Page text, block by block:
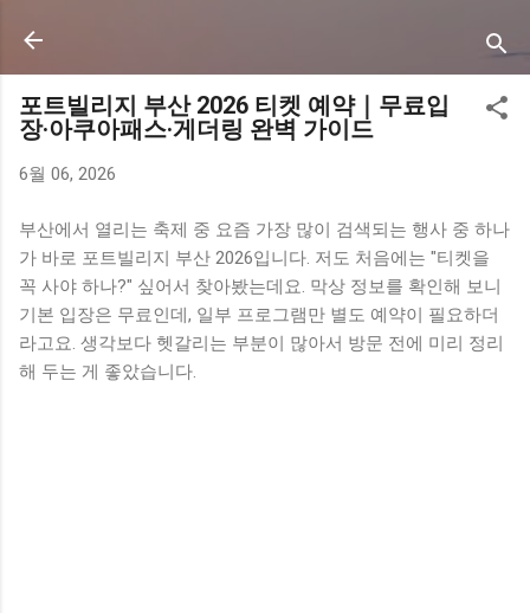
포트빌리지 부산 2026 티켓 예약｜무료입
장·아쿠아패스·게더링 완벽 가이드
6월 06, 2026
부산에서 열리는 축제 중 요즘 가장 많이 검색되는 행사 중 하나
가 바로 포트빌리지 부산 2026입니다. 저도 처음에는 "티켓을
꼭 사야 하나?" 싶어서 찾아봤는데요. 막상 정보를 확인해 보니
기본 입장은 무료인데, 일부 프로그램만 별도 예약이 필요하더
라고요. 생각보다 헷갈리는 부분이 많아서 방문 전에 미리 정리
해 두는 게 좋았습니다.